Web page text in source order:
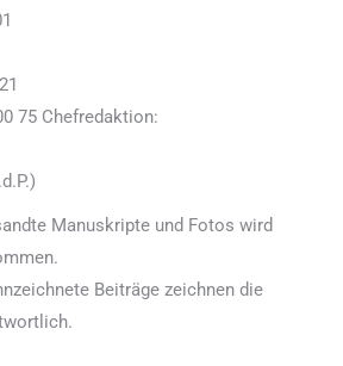
75 Chefredaktion:
Manuskripte und Fotos wird
Beiträge zeichnen die